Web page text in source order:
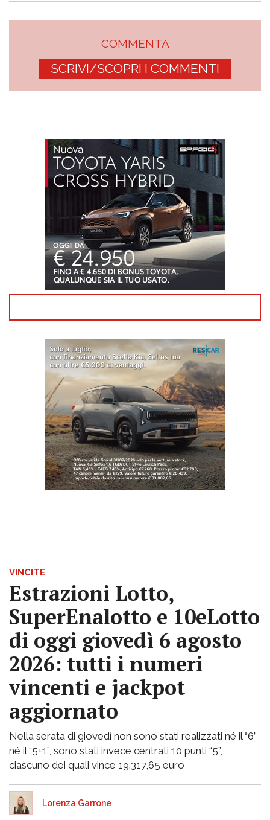
COMMENTA
SCRIVI/SCOPRI I COMMENTI
VINCITE
Estrazioni Lotto,
SuperEnalotto e 10eLotto
di oggi giovedì 6 agosto
2026: tutti i numeri
vincenti e jackpot
aggiornato
Nella serata di giovedì non sono stati realizzati né il “6”
né il “5+1”, sono stati invece centrati 10 punti “5”,
ciascuno dei quali vince 19.317,65 euro
Lorenza Garrone